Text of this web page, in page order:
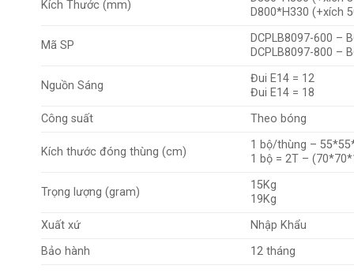
Kích Thước (mm)
D800*H330 (+xích
Mã SP
DCPLB8097-600 –
DCPLB8097-800 –
Nguồn Sáng
Đui E14 = 12
Đui E14 = 18
Công suất
Theo bóng
Kích thước đóng thùng (cm)
1 bộ/thùng –
1 bộ = 2T –
Trọng lượng (gram)
15Kg
19Kg
Xuất xứ
Nhập Khẩu
Bảo hành
12 tháng